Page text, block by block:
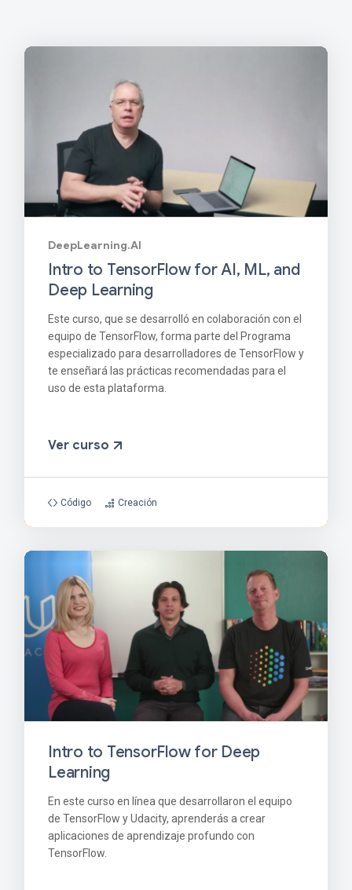
DeepLearning.AI
Intro to TensorFlow for AI, ML, and
Deep Learning
Este curso, que se desarrolló en colaboración con el
equipo de TensorFlow, forma parte del Programa
especializado para desarrolladores de TensorFlow y
te enseñará las prácticas recomendadas para el
uso de esta plataforma.
Ver curso
Código Creación
Intro to TensorFlow for Deep
Learning
En este curso en línea que desarrollaron el equipo
de TensorFlow y Udacity, aprenderás a crear
aplicaciones de aprendizaje profundo con
TensorFlow.